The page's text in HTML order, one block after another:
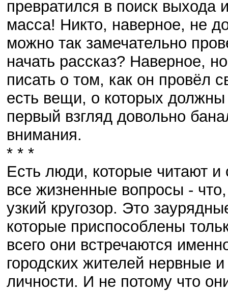
превратился в поиск выхода
масса! Никто, наверное, не
можно так замечательно
начать рассказ? Наверное,
писать о том, как он провёл
есть вещи, о которых
первый взгляд довольно
внимания.
* * *
Есть люди, которые читают и
все жизненные вопросы -
узкий кругозор. Это
которые приспособлены
всего они встречаются
городских жителей нервные
личности. И не потому что